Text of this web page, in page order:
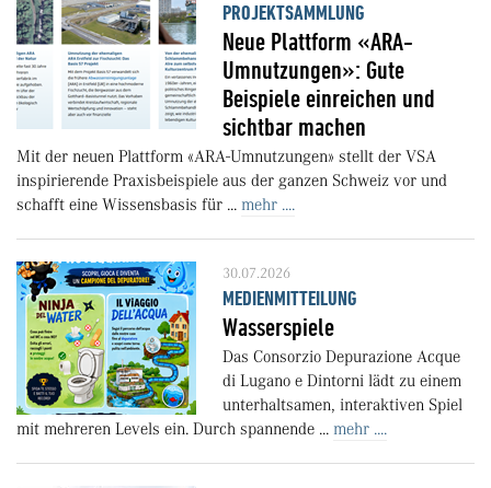
PROJEKTSAMMLUNG
Neue Plattform «ARA-
Umnutzungen»: Gute
Beispiele einreichen und
sichtbar machen
Mit der neuen Plattform «ARA-Umnutzungen» stellt der VSA
inspirierende Praxisbeispiele aus der ganzen Schweiz vor und
schafft eine Wissensbasis für ... mehr ....
30.07.2026
MEDIENMITTEILUNG
Wasserspiele
Das Consorzio Depurazione Acque
di Lugano e Dintorni lädt zu einem
unterhaltsamen, interaktiven Spiel
mit mehreren Levels ein. Durch spannende ... mehr ....